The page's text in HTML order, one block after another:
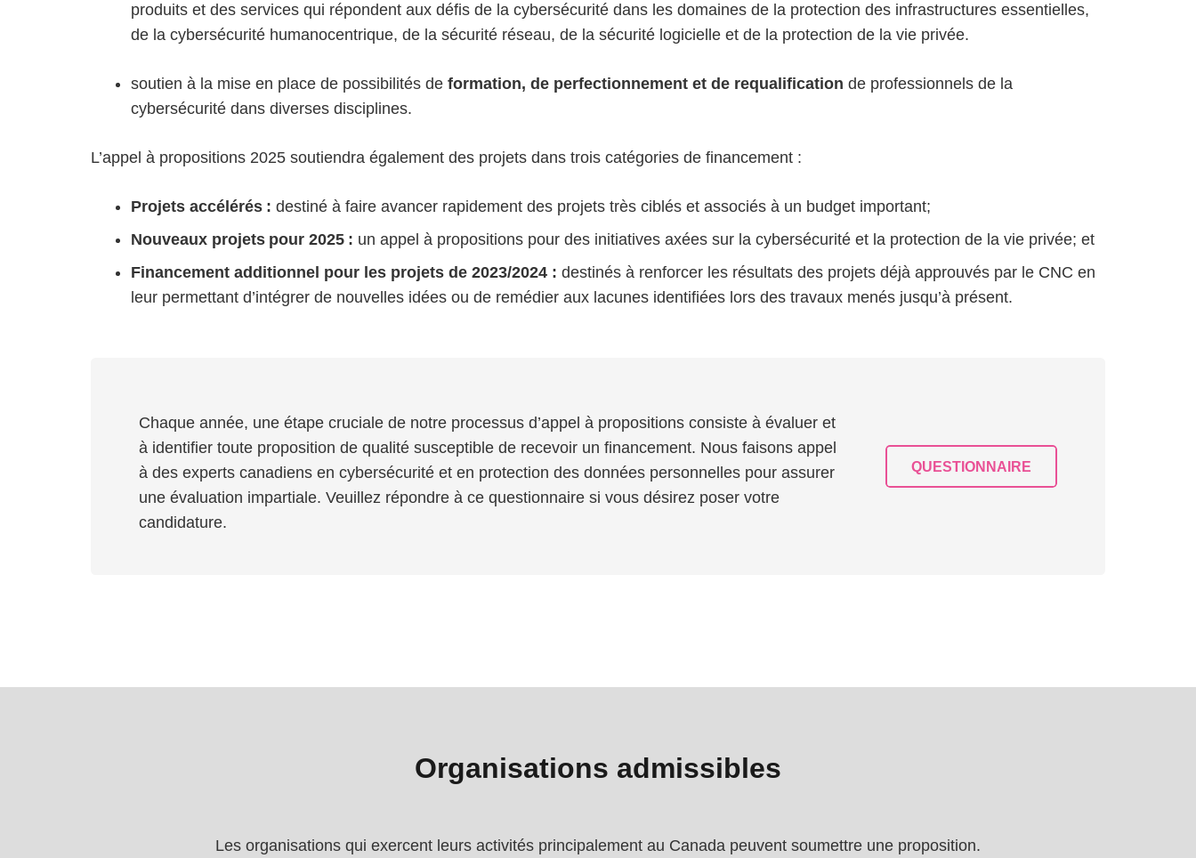
produits et des services qui répondent aux défis de la cybersécurité dans les domaines de la protection des infrastructures essentielles,
de la cybersécurité humanocentrique, de la sécurité réseau, de la sécurité logicielle et de la protection de la vie privée.
soutien à la mise en place de possibilités de formation, de perfectionnement et de requalification de professionnels de la
cybersécurité dans diverses disciplines.
L’appel à propositions 2025 soutiendra également des projets dans trois catégories de financement :
Projets accélérés : destiné à faire avancer rapidement des projets très ciblés et associés à un budget important;
Nouveaux projets pour 2025 : un appel à propositions pour des initiatives axées sur la cybersécurité et la protection de la vie privée; et
Financement additionnel pour les projets de 2023/2024 : destinés à renforcer les résultats des projets déjà approuvés par le CNC en
leur permettant d’intégrer de nouvelles idées ou de remédier aux lacunes identifiées lors des travaux menés jusqu’à présent.
Chaque année, une étape cruciale de notre processus d’appel à propositions consiste à évaluer et
à identifier toute proposition de qualité susceptible de recevoir un financement. Nous faisons appel
à des experts canadiens en cybersécurité et en protection des données personnelles pour assurer
une évaluation impartiale. Veuillez répondre à ce questionnaire si vous désirez poser votre
candidature.
QUESTIONNAIRE
Organisations admissibles
Les organisations qui exercent leurs activités principalement au Canada peuvent soumettre une proposition.